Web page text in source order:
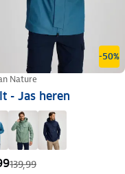
-50%
Nature
- Jas heren
139,99